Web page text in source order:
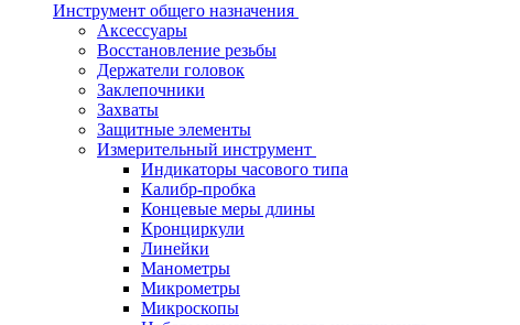
Инструмент общего назначения
Аксессуары
Восстановление резьбы
Держатели головок
Заклепочники
Захваты
Защитные элементы
Измерительный инструмент
Индикаторы часового типа
Калибр-пробка
Концевые меры длины
Кронциркули
Линейки
Манометры
Микрометры
Микроскопы